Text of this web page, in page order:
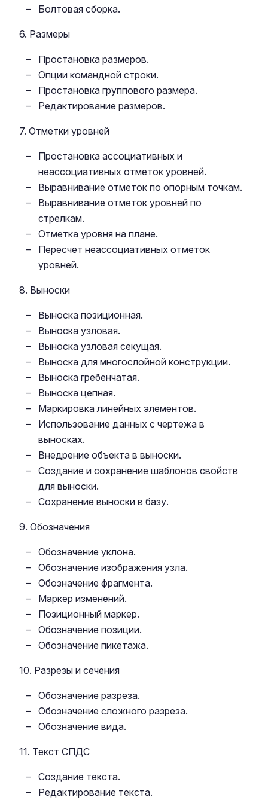
Болтовая сборка.
6. Размеры
Простановка размеров.
Опции командной строки.
Простановка группового размера.
Редактирование размеров.
7. Отметки уровней
Простановка ассоциативных и
неассоциативных отметок уровней.
Выравнивание отметок по опорным точкам.
Выравнивание отметок уровней по
стрелкам.
Отметка уровня на плане.
Пересчет неассоциативных отметок
уровней.
8. Выноски
Выноска позиционная.
Выноска узловая.
Выноска узловая секущая.
Выноска для многослойной конструкции.
Выноска гребенчатая.
Выноска цепная.
Маркировка линейных элементов.
Использование данных с чертежа в
выносках.
Внедрение объекта в выноски.
Создание и сохранение шаблонов свойств
для выноски.
Сохранение выноски в базу.
9. Обозначения
Обозначение уклона.
Обозначение изображения узла.
Обозначение фрагмента.
Маркер изменений.
Позиционный маркер.
Обозначение позиции.
Обозначение пикетажа.
10. Разрезы и сечения
Обозначение разреза.
Обозначение сложного разреза.
Обозначение вида.
11. Текст СПДС
Создание текста.
Редактирование текста.